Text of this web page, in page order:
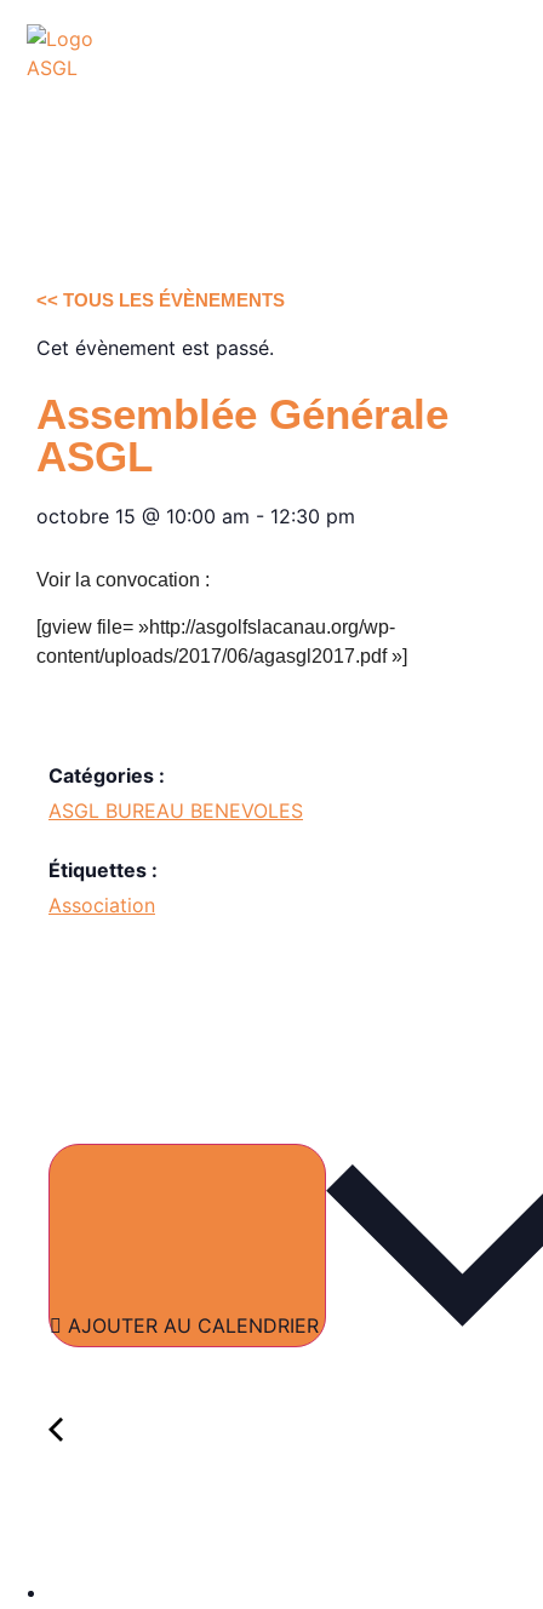
<< TOUS LES ÉVÈNEMENTS
Cet évènement est passé.
Assemblée Générale
ASGL
octobre 15 @ 10:00 am - 12:30 pm
Voir la convocation :
[gview file= »http://asgolfslacanau.org/wp-
content/uploads/2017/06/agasgl2017.pdf »]
Catégories :
ASGL BUREAU BENEVOLES
Étiquettes :
Association
AJOUTER AU CALENDRIER